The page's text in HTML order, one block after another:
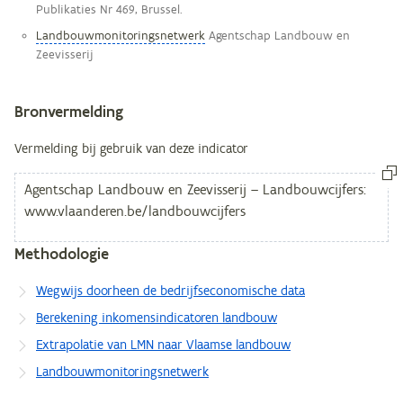
Publikaties Nr 469, Brussel.
Landbouwmonitoringsnetwerk Agentschap Landbouw en
Zeevisserij
Bronvermelding
Vermelding bij gebruik van deze indicator
Methodologie
Wegwijs doorheen de bedrijfseconomische data
Berekening inkomensindicatoren landbouw
Extrapolatie van LMN naar Vlaamse landbouw
Landbouwmonitoringsnetwerk